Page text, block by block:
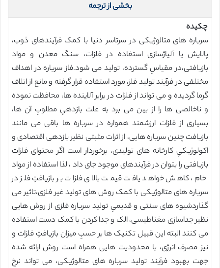
بخشی از ترجمه
چکیده
سرباره های متالوژیکی در سرتاسر دنیا با کمک فرآیندهای ذوب،
پالایش یا آلیاژسازی استفاده در فلزات، سنگ معدن و مواد
بازیافتی،در مقیاسِ گسترده، تولید می شود.فاز سرباره در اهداف
مختلفی در فرآیند تولید فلز، مورد استفاده قرار گرفته و مانع از اتلاف
گرما گردیده و می تواند از فلزات در برابر آلاینده ها، محافظت نموده
و ناخالصی ها را از بین می برد به علت بازدهیِ مطلوبِ آن ها،
بسیاری از فلزات ارزشمند همواره در سرباره ها باقی می مانند
بازیافت چنین سرباره هایی، از اثرات مثبتی نظیر بازدهی اقتصادی و
اکولوژیکیِ کارخانه های تولیدی، برخوردار است اگر محتوای فلزات
بازیافتی را بتوان در فرآیندهای موجود جای داد ، لذا استفاده از مواد
خام، کاهش خواهد یافت قیمت بالای فلزات بر بازیافتِ فلز در
سرباره های متالوژیکی با کمک روش های تولید غیر فلزی،تاثیر می
گذاردشیوه های سنتی و قدیمیِ تولید سرباره فلزی از روش هایی
نظیر جداسازی مغناطیسی، الک و جدا کردن با کمک دست استفاده
می کنند البته این قبیل تکنیک ها بر حسبِ میزان بازیافتِ فلزات و
نیز مصرف انرژی، با محدودیت هایی همراه است روش ارائه شده
جهت بهبود فرآیند تولید سرباره های متالوژیکی، می تواند نرخ